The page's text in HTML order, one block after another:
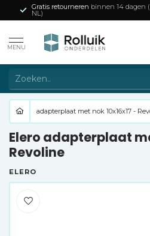
Gratis retourneren binnen 14 dagen
NL)
MENU
adapterplaat met nok 10x16x17 -
Elero adapterplaat
Revoline
ELERO